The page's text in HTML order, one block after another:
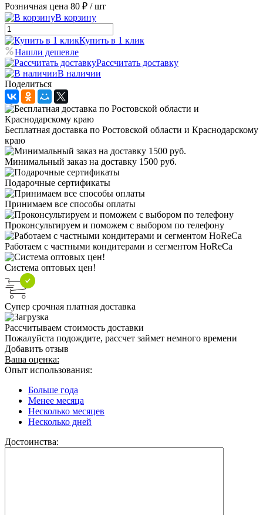
Розничная цена 80 ₽ / шт
В корзину
Купить в 1 клик
Нашли дешевле
Рассчитать доставку
В наличии
Поделиться
Бесплатная доставка по Ростовской области и Краснодарскому
краю
Минимальный заказ на доставку 1500 руб.
Подарочные сертификаты
Принимаем все способы оплаты
Проконсультируем и поможем с выбором по телефону
Работаем с частными кондитерами и сегментом HoReCa
Система оптовых цен!
Супер срочная платная доставка
Рассчитываем стоимость доставки
Пожалуйста подождите, рассчет займет немного времени
Добавить отзыв
Ваша оценка:
Опыт использования:
Больше года
Менее месяца
Несколько месяцев
Несколько дней
Достоинства: